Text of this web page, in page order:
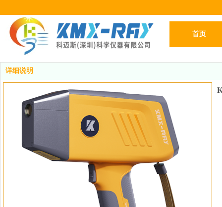
首页
详细说明